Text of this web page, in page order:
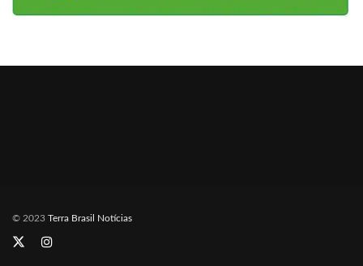
© 2023 Terra Brasil Notícias